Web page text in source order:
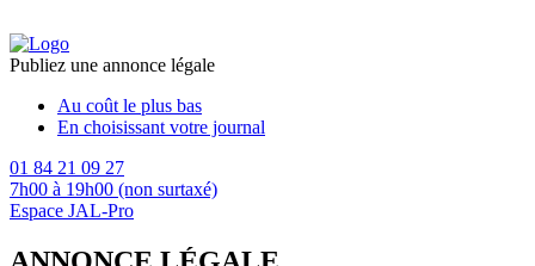
Publiez une annonce légale
Au coût le plus bas
En choisissant votre journal
01 84 21 09 27
7h00 à 19h00 (non surtaxé)
Espace JAL-Pro